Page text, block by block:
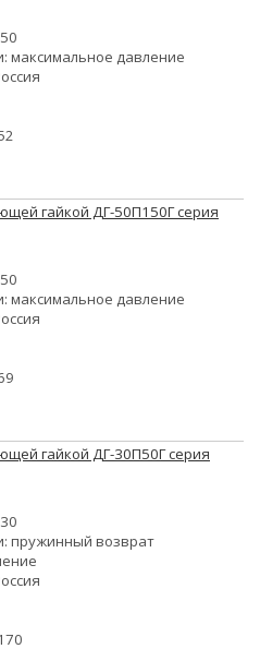
максимальное давление
гайкой ДГ-50П150Г серия
максимальное давление
гайкой ДГ-30П50Г серия
пружинный возврат